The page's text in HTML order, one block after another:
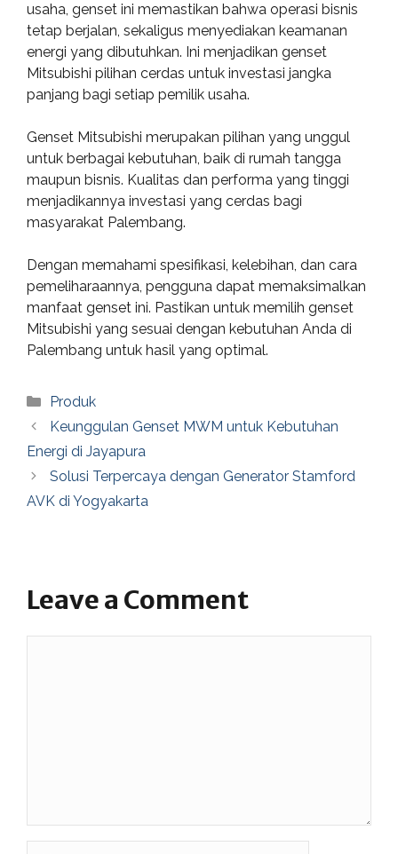
usaha, genset ini memastikan bahwa operasi bisnis
tetap berjalan, sekaligus menyediakan keamanan
energi yang dibutuhkan. Ini menjadikan genset
Mitsubishi pilihan cerdas untuk investasi jangka
panjang bagi setiap pemilik usaha.
Genset Mitsubishi merupakan pilihan yang unggul
untuk berbagai kebutuhan, baik di rumah tangga
maupun bisnis. Kualitas dan performa yang tinggi
menjadikannya investasi yang cerdas bagi
masyarakat Palembang.
Dengan memahami spesifikasi, kelebihan, dan cara
pemeliharaannya, pengguna dapat memaksimalkan
manfaat genset ini. Pastikan untuk memilih genset
Mitsubishi yang sesuai dengan kebutuhan Anda di
Palembang untuk hasil yang optimal.
Categories
Produk
Keunggulan Genset MWM untuk Kebutuhan
Energi di Jayapura
Solusi Terpercaya dengan Generator Stamford
AVK di Yogyakarta
Leave a Comment